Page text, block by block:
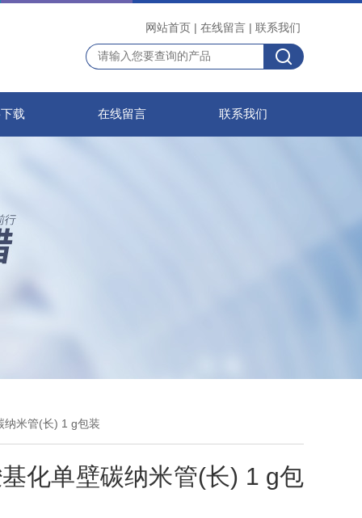
网站首页 | 在线留言 | 联系我们
载 在线留言 联系我们
米管(长) 1 g包装
化单壁碳纳米管(长) 1 g包